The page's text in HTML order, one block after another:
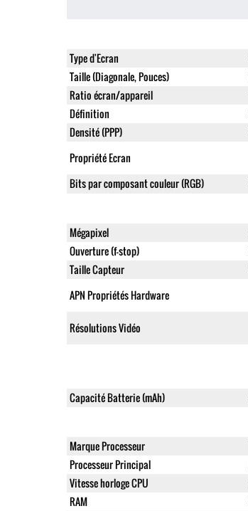
Type d'Ecran
Taille (Diagonale, Pouces)
Ratio écran/appareil
Définition
Densité (PPP)
Propriété Ecran
Bits par composant couleur (RGB)
Mégapixel
Ouverture (f-stop)
Taille Capteur
APN Propriétés Hardware
Résolutions Vidéo
Capacité Batterie (mAh)
Marque Processeur
Processeur Principal
Vitesse horloge CPU
RAM